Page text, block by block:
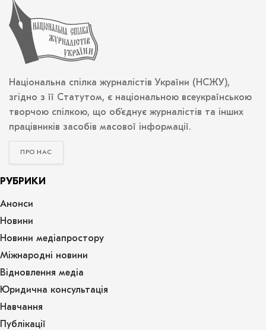
Національна спілка журналістів України (НСЖУ),
згідно з її Статутом, є національною всеукраїнською
творчою спілкою, що об’єднує журналістів та інших
працівників засобів масової інформації.
ПРО НАС
РУБРИКИ
Анонси
Новини
Новини медіапростору
Міжнародні новини
Відновлення медіа
Юридична консультація
Навчання
Публікації